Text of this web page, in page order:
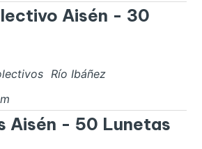
Aisén - 30
Río Ibáñez
m
Aisén - 50 Lunetas